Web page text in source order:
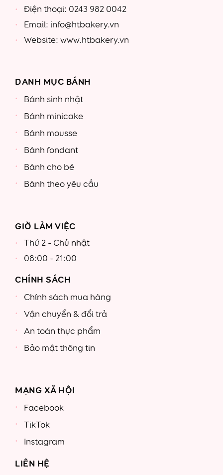
Điện thoại: 0243 982 0042
Email: info@htbakery.vn
Website: www.htbakery.vn
DANH MỤC BÁNH
Bánh sinh nhật
Bánh minicake
Bánh mousse
Bánh fondant
Bánh cho bé
Bánh theo yêu cầu
GIỜ LÀM VIỆC
Thứ 2 - Chủ nhật
08:00 - 21:00
CHÍNH SÁCH
Chính sách mua hàng
Vận chuyển & đổi trả
An toàn thực phẩm
Bảo mật thông tin
MẠNG XÃ HỘI
Facebook
TikTok
Instagram
LIÊN HỆ